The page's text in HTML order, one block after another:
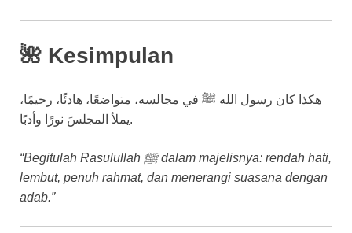
🌺 Kesimpulan
هكذا كان رسول الله ﷺ في مجالسه، متواضعًا، هادئًا، رحيمًا،
يملأ المجلسَ نورًا وأدبًا.
“Begitulah Rasulullah ﷺ dalam majelisnya: rendah hati,
lembut, penuh rahmat, dan menerangi suasana dengan
adab.”